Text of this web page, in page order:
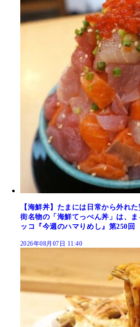
【海鮮丼】たまには日常から外れ
街名物の「海鮮てっぺん丼」は、
ッコ『今週のハマりめし』第250回
2026年08月07日 11:40